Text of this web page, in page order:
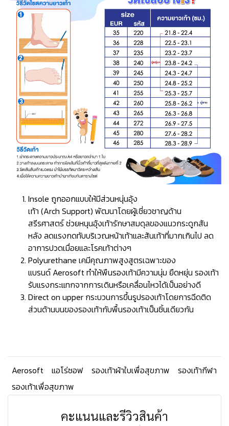
Insole ถูกออกแบบให้มีส่วนหนุ่นอุ้ง
เท้า (Arch Support) พัฒนาโดยผู้เชี่ยวชาญด้าน
สรีรศาสตร์ ช่วยหนุนอุ้งเท้ารักษาสมดุลของแนวกระดูกสัน
หลัง ลดแรงกดทับบริเวณหน้าเท้าและส้นเท้าที่มากเกินไป ลด
อาการปวดเมื่อยและโรคเท้าต่างๆ
Polyurethane เคมีคุณภาพสูงสูตรเฉพาะของ
แบรนด์ Aerosoft ทำให้พืนรองเท้ามีความนุ่ม ยืดหยุ่น รองเท้า
รับแรงกระแทกจากการเดินหรือเคลื่อนไหวได้เป็นอย่างดี
Direct on upper กระบวนการขึ้นรูปรองเท้าโดยการฉีดติด
ส่วนด้านบนของรองเท้ากับพื้นรองเท้าเป็นชิ้นเดียวกัน
Aerosoft แอโร่ซอฟ รองเท้าผ้าใบเพื่อสุขภาพ
รองเท้ากีฬา
รองเท้าเพื่อสุขภาพ
คะแนนและรีวิวสินค้า